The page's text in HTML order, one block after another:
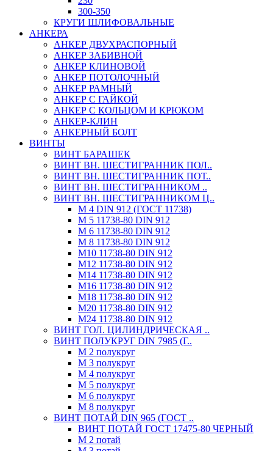
300-350
КРУГИ ШЛИФОВАЛЬНЫЕ
АНКЕРА
АНКЕР ДВУХРАСПОРНЫЙ
АНКЕР ЗАБИВНОЙ
АНКЕР КЛИНОВОЙ
АНКЕР ПОТОЛОЧНЫЙ
АНКЕР РАМНЫЙ
АНКЕР С ГАЙКОЙ
АНКЕР С КОЛЬЦОМ И КРЮКОМ
АНКЕР-КЛИН
АНКЕРНЫЙ БОЛТ
ВИНТЫ
ВИНТ БАРАШЕК
ВИНТ ВН. ШЕСТИГРАННИК ПОЛ..
ВИНТ ВН. ШЕСТИГРАННИК ПОТ..
ВИНТ ВН. ШЕСТИГРАННИКОМ ..
ВИНТ ВН. ШЕСТИГРАННИКОМ Ц..
М 4 DIN 912 (ГОСТ 11738)
М 5 11738-80 DIN 912
М 6 11738-80 DIN 912
М 8 11738-80 DIN 912
М10 11738-80 DIN 912
М12 11738-80 DIN 912
М14 11738-80 DIN 912
М16 11738-80 DIN 912
М18 11738-80 DIN 912
М20 11738-80 DIN 912
М24 11738-80 DIN 912
ВИНТ ГОЛ. ЦИЛИНДРИЧЕСКАЯ ..
ВИНТ ПОЛУКРУГ DIN 7985 (Г..
М 2 полукруг
М 3 полукруг
М 4 полукруг
М 5 полукруг
М 6 полукруг
М 8 полукруг
ВИНТ ПОТАЙ DIN 965 (ГОСТ ..
ВИНТ ПОТАЙ ГОСТ 17475-80 ЧЕРНЫЙ
М 2 потай